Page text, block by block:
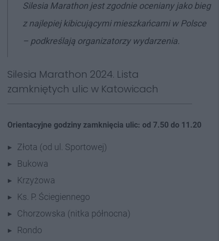
Silesia Marathon jest zgodnie oceniany jako bieg
z najlepiej kibicującymi mieszkańcami w Polsce
– podkreślają organizatorzy wydarzenia.
Silesia Marathon 2024. Lista
zamkniętych ulic w Katowicach
Orientacyjne godziny zamknięcia ulic: od 7.50 do 11.20
Złota (od ul. Sportowej)
Bukowa
Krzyżowa
Ks. P. Ściegiennego
Chorzowska (nitka północna)
Rondo